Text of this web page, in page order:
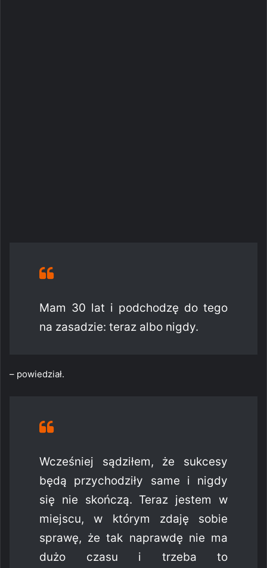
Mam 30 lat i podchodzę do tego
na zasadzie: teraz albo nigdy.
– powiedział.
Wcześniej sądziłem, że sukcesy
będą przychodziły same i nigdy
się nie skończą. Teraz jestem w
miejscu, w którym zdaję sobie
sprawę, że tak naprawdę nie ma
dużo czasu i trzeba to